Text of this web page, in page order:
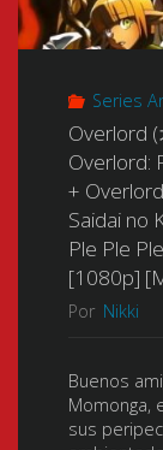
Series
Overlord
Overlord:
+
Saidai no
Ple Ple
[1080p]
Por Nikki
Buenos
Momonga,
sus